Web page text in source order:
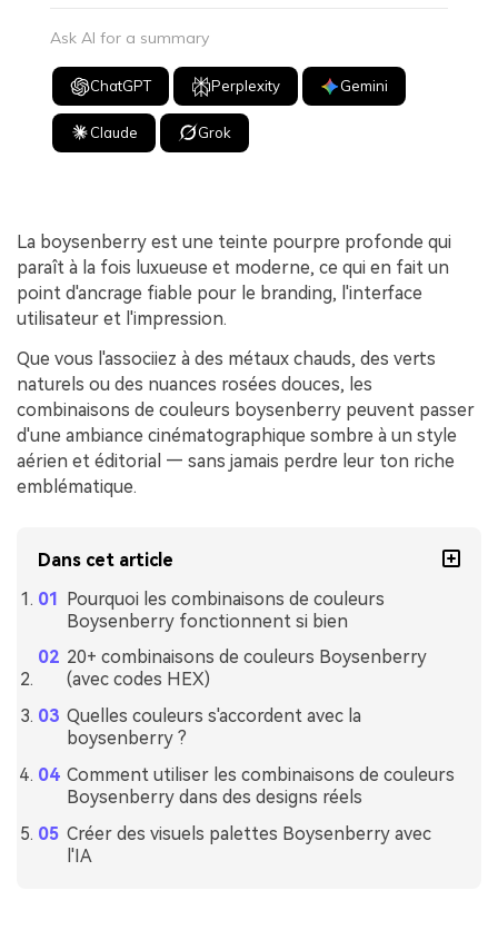
Ask AI for a summary
ChatGPT Perplexity Gemini
Claude Grok
La boysenberry est une teinte pourpre profonde qui
paraît à la fois luxueuse et moderne, ce qui en fait un
point d'ancrage fiable pour le branding, l'interface
utilisateur et l'impression.
Que vous l'associiez à des métaux chauds, des verts
naturels ou des nuances rosées douces, les
combinaisons de couleurs boysenberry peuvent passer
d'une ambiance cinématographique sombre à un style
aérien et éditorial — sans jamais perdre leur ton riche
emblématique.
Dans cet article
Pourquoi les combinaisons de couleurs
Boysenberry fonctionnent si bien
20+ combinaisons de couleurs Boysenberry
(avec codes HEX)
Quelles couleurs s'accordent avec la
boysenberry ?
Comment utiliser les combinaisons de couleurs
Boysenberry dans des designs réels
Créer des visuels palettes Boysenberry avec
l'IA